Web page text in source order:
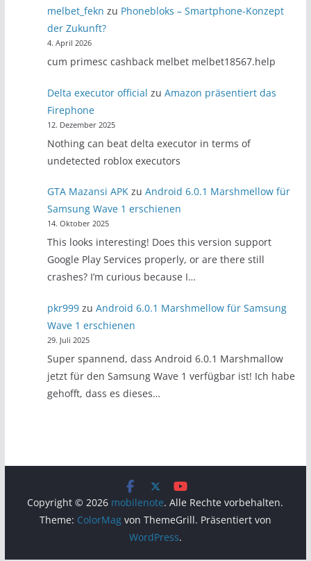
melbet_fekn zu Phonebloks – Smartphone-Konzept
der Zukunft?
4. April 2026
cum primesc cashback melbet melbet18567.help
Delta executor official zuAmazon präsentiert das
Firephone
12. Dezember 2025
Nothing can beat delta executor in terms of
undetected roblox executors
GTA Mazansi APK zuAndroid 6.0.1 Marshmellow für
Samsung Wave 1 erschienen
14. Oktober 2025
This looks interesting! Does this version support
Google Play Services properly, or are there still
crashes? I’m curious because I…
pkr999 zuAndroid 6.0.1 Marshmellow für Samsung
Wave 1 erschienen
29. Juli 2025
Super spannend, dass Android 6.0.1 Marshmallow
jetzt für den Samsung Wave 1 verfügbar ist! Ich habe
gehofft, dass es dieses…
Copyright © 2026 mobilenote. Alle Rechte vorbehalten.
Theme: ColorMagvon ThemeGrill. Präsentiert von
WordPress.